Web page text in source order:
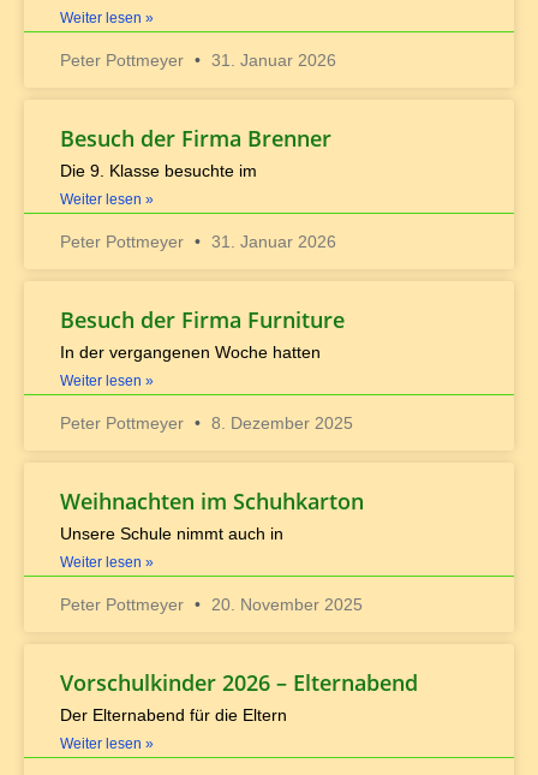
Weiter lesen »
Peter Pottmeyer 31. Januar 2026
Besuch der Firma Brenner
Die 9. Klasse besuchte im
Weiter lesen »
Peter Pottmeyer 31. Januar 2026
Besuch der Firma Furniture
In der vergangenen Woche hatten
Weiter lesen »
Peter Pottmeyer 8. Dezember 2025
Weihnachten im Schuhkarton
Unsere Schule nimmt auch in
Weiter lesen »
Peter Pottmeyer 20. November 2025
Vorschulkinder 2026 – Elternabend
Der Elternabend für die Eltern
Weiter lesen »